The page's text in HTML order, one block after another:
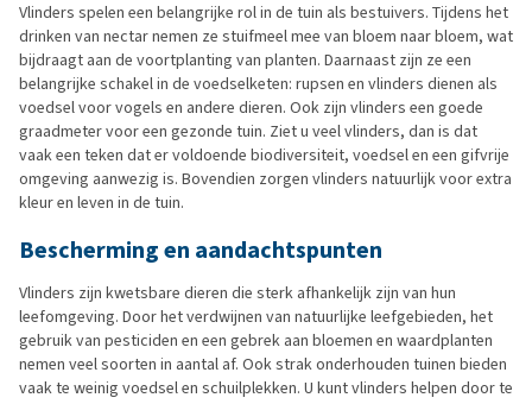
Vlinders spelen een belangrijke rol in de tuin als bestuivers. Tijdens het
drinken van nectar nemen ze stuifmeel mee van bloem naar bloem, wat
bijdraagt aan de voortplanting van planten. Daarnaast zijn ze een
belangrijke schakel in de voedselketen: rupsen en vlinders dienen als
voedsel voor vogels en andere dieren. Ook zijn vlinders een goede
graadmeter voor een gezonde tuin. Ziet u veel vlinders, dan is dat
vaak een teken dat er voldoende biodiversiteit, voedsel en een gifvrije
omgeving aanwezig is. Bovendien zorgen vlinders natuurlijk voor extra
kleur en leven in de tuin.
Bescherming en aandachtspunten
Vlinders zijn kwetsbare dieren die sterk afhankelijk zijn van hun
leefomgeving. Door het verdwijnen van natuurlijke leefgebieden, het
gebruik van pesticiden en een gebrek aan bloemen en waardplanten
nemen veel soorten in aantal af. Ook strak onderhouden tuinen bieden
vaak te weinig voedsel en schuilplekken. U kunt vlinders helpen door te